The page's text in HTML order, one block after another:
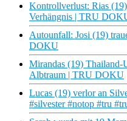
Kontrollverlust: Rias
Verhängnis | TRU
Autounfall: Josi (19)
DOKU
Mirandas (19) Thailand-
Albtraum | TRU DOKU
Lucas (19) verlor an
#silvester #notop #tru